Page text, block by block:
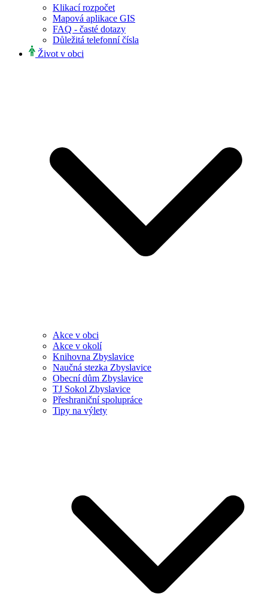
Klikací rozpočet
Mapová aplikace GIS
FAQ - časté dotazy
Důležitá telefonní čísla
Život v obci
Akce v obci
Akce v okolí
Knihovna Zbyslavice
Naučná stezka Zbyslavice
Obecní dům Zbyslavice
TJ Sokol Zbyslavice
Přeshraniční spolupráce
Tipy na výlety